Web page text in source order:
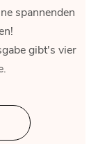
spannenden
gibt's vier